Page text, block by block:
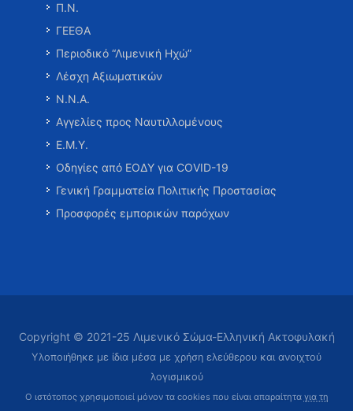
Π.Ν.
ΓΕΕΘΑ
Περιοδικό “Λιμενική Ηχώ”
Λέσχη Αξιωματικών
Ν.Ν.Α.
Αγγελίες προς Ναυτιλλομένους
Ε.Μ.Υ.
Οδηγίες από ΕΟΔΥ για COVID-19
Γενική Γραμματεία Πολιτικής Προστασίας
Προσφορές εμπορικών παρόχων
Copyright © 2021-25 Λιμενικό Σώμα-Ελληνική Ακτοφυλακή
Υλοποιήθηκε με ίδια μέσα με χρήση ελεύθερου και ανοιχτού
λογισμικού
Ο ιστότοπος χρησιμοποιεί μόνον τα cookies που είναι απαραίτητα για τη